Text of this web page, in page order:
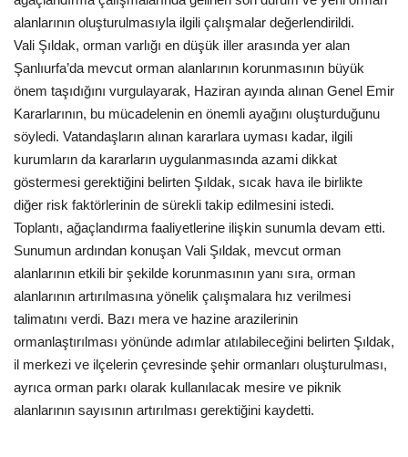
Sağlık
İletişim
Kültür Sanat
alanlarının oluşturulmasıyla ilgili çalışmalar değerlendirildi.
Vali Şıldak, orman varlığı en düşük iller arasında yer alan
Şanlıurfa’da mevcut orman alanlarının korunmasının büyük
önem taşıdığını vurgulayarak, Haziran ayında alınan Genel Emir
Kararlarının, bu mücadelenin en önemli ayağını oluşturduğunu
söyledi. Vatandaşların alınan kararlara uyması kadar, ilgili
kurumların da kararların uygulanmasında azami dikkat
göstermesi gerektiğini belirten Şıldak, sıcak hava ile birlikte
diğer risk faktörlerinin de sürekli takip edilmesini istedi.
Toplantı, ağaçlandırma faaliyetlerine ilişkin sunumla devam etti.
Sunumun ardından konuşan Vali Şıldak, mevcut orman
alanlarının etkili bir şekilde korunmasının yanı sıra, orman
alanlarının artırılmasına yönelik çalışmalara hız verilmesi
talimatını verdi. Bazı mera ve hazine arazilerinin
ormanlaştırılması yönünde adımlar atılabileceğini belirten Şıldak,
il merkezi ve ilçelerin çevresinde şehir ormanları oluşturulması,
ayrıca orman parkı olarak kullanılacak mesire ve piknik
alanlarının sayısının artırılması gerektiğini kaydetti.